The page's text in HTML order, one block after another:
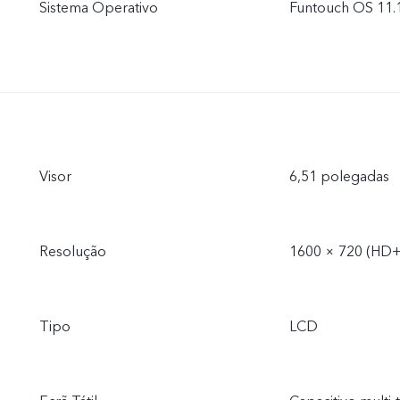
Sistema Operativo Funtouch OS
Visor 6,51 polegadas
Resolução 1600 × 720
Tipo LCD